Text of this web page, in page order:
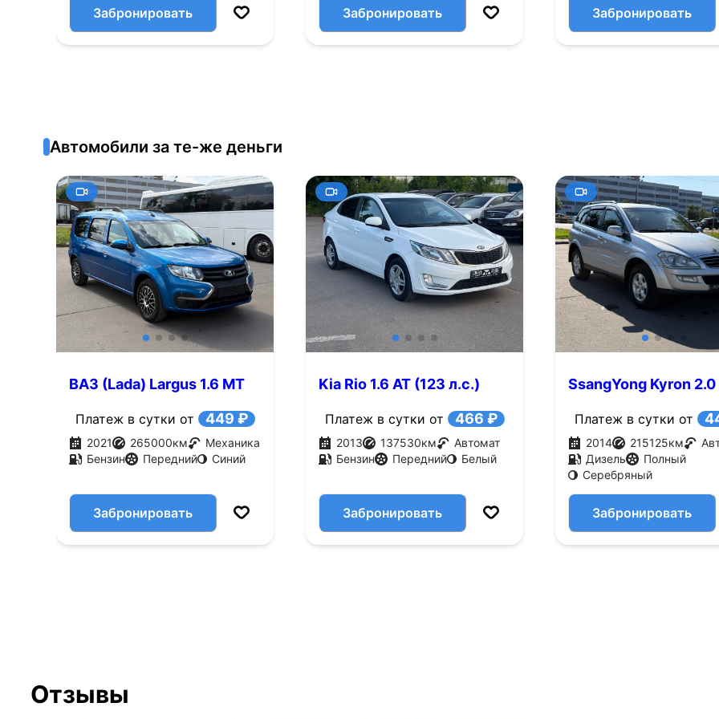
Забронировать Забронировать Забронировать
Автомобили за те-же деньги
ВАЗ (Lada) Largus 1.6 MT
Платеж в сутки от 449 ₽
2021 265000км
Механика
Бензин
Передний Синий
Забронировать
Kia Rio 1.6 AT (123 л.с.)
Платеж в сутки от 466 ₽
2013 137530км
Автомат
Бензин
Передний Белый
Забронировать
SsangYong Kyron 2.0
Платеж в сутки от
2014 215125км
Дизель
Полный
Серебряный
Забронировать
Отзывы